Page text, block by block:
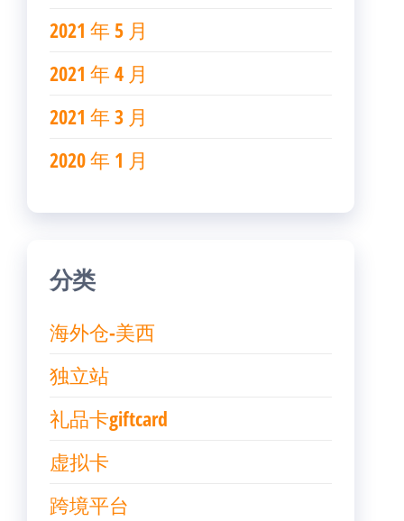
2021 年 5 月
2021 年 4 月
2021 年 3 月
2020 年 1 月
分类
海外仓-美西
独立站
礼品卡giftcard
虚拟卡
跨境平台